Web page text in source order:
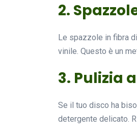
2.
Le spazzole in fibra
vinile. Questo è un
3. Pulizia
Se il tuo disco ha
detergente delicato.